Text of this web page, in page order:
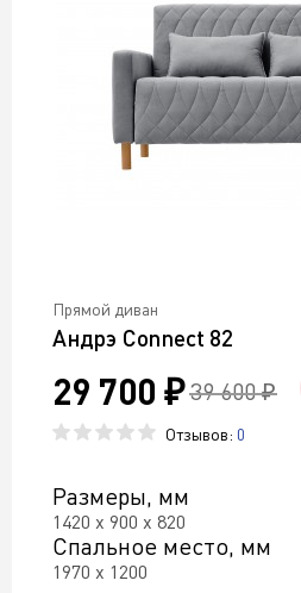
Прямой диван
Андрэ Connect 82
29 700 ₽ 39 600 ₽
Отзывов: 0
Размеры, мм
1420 х 900 х 820
Спальное место, мм
1970 х 1200